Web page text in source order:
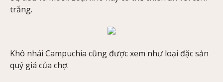
trắng.
Khô nhái Campuchia cũng được xem như loại đặc sản
quý giá của chợ.